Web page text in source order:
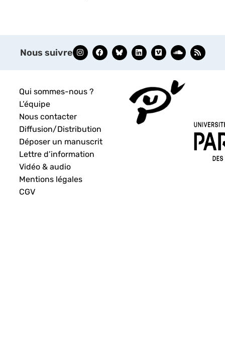
Nous suivre
Qui sommes-nous ?
L’équipe
Nous contacter
Diffusion/Distribution
Déposer un manuscrit
Lettre d’information
Vidéo & audio
Mentions légales
CGV